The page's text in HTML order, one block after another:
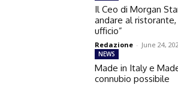
Il Ceo di Morgan
andare al
ufficio”
Redazione - June 24,
NEWS
Made in Italy e
connubio possibile